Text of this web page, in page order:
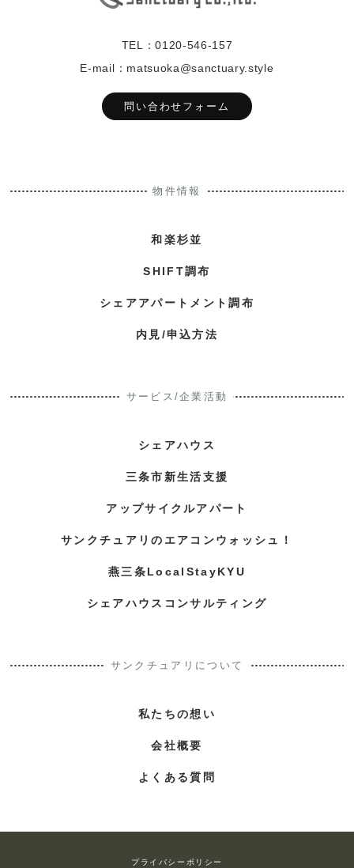
TEL：0120-546-157
E-mail：matsuoka@sanctuary.style
問い合わせフォーム
物件情報
和楽杉並
SHIFT調布
シェアアパートメント調布
内見/申込方法
サービス/企業活動
シェアハウス
三条市新生活支援
アップサイクルアパート
サンクチュアリのエアコンウォッシュ！
燕三条LocalStayKYU
シェアハウスコンサルティング
サンクチュアリについて
私たちの想い
会社概要
よくある質問
プライバシーポリシー